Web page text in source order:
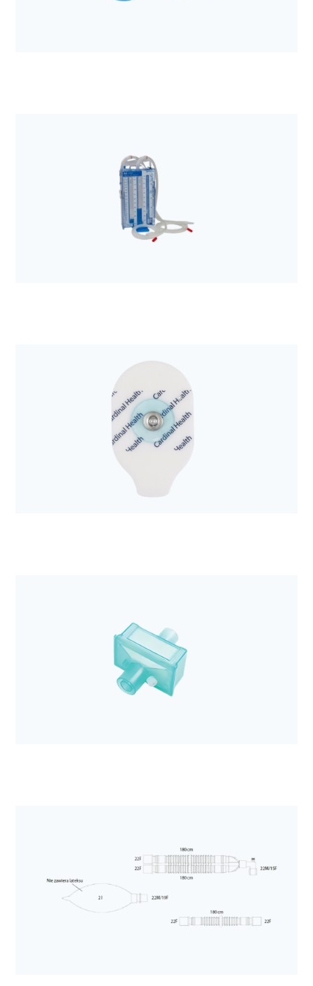
Anestezjologia i aparatura medyczna
Elektroda EKG Kendall H34SG
Anestezjologia i aparatura medyczna
Zestaw do drenażu opłucnej Aqua-Seal 2300ml
Anestezjologia i aparatura medyczna
Elektroda EKG Kendall H92SG
Anestezjologia i aparatura medyczna
Filtr mechaniczny Sterivent